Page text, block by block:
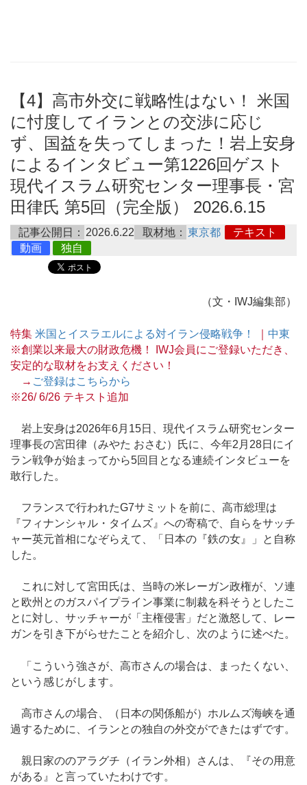
【4】高市外交に戦略性はない！ 米国
に忖度してイランとの交渉に応じ
ず、国益を失ってしまった！岩上安身
によるインタビュー第1226回ゲスト
現代イスラム研究センター理事長・宮
田律氏 第5回（完全版） 2026.6.15
記事公開日： 2026.6.22 取材地： 東京都
テキスト
動画
独自
（文・IWJ編集部）
特集 米国とイスラエルによる対イラン侵略戦争！
中東
※創業以来最大の財政危機！ IWJ会員にご登録いただき、
安定的な取材をお支えください！
→ ご登録はこちらから
※26/ 6/26 テキスト追加
岩上安身は2026年6月15日、現代イスラム研究センター
理事長の宮田律（みやた おさむ）氏に、今年2月28日にイ
ラン戦争が始まってから5回目となる連続インタビューを
敢行した。
フランスで行われたG7サミットを前に、高市総理は
『フィナンシャル・タイムズ』への寄稿で、自らをサッチ
ャー英元首相になぞらえて、「日本の『鉄の女』」と自称
した。
これに対して宮田氏は、当時の米レーガン政権が、ソ連
と欧州とのガスパイプライン事業に制裁を科そうとしたこ
とに対し、サッチャーが「主権侵害」だと激怒して、レー
ガンを引き下がらせたことを紹介し、次のように述べた。
「こういう強さが、高市さんの場合は、まったくない、
という感じがします。
高市さんの場合、（日本の関係船が）ホルムズ海峡を通
過するために、イランとの独自の外交ができたはずです。
親日家ののアラグチ（イラン外相）さんは、『その用意
がある』と言っていたわけです。